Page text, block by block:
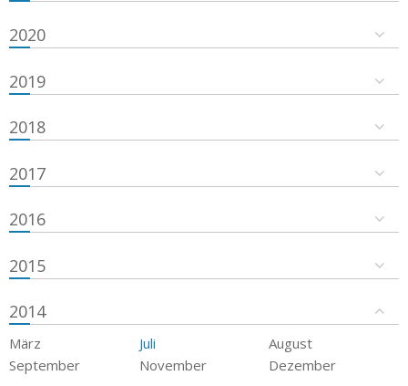
2020
2019
2018
2017
2016
2015
2014
März Juli
August
September
November Dezember